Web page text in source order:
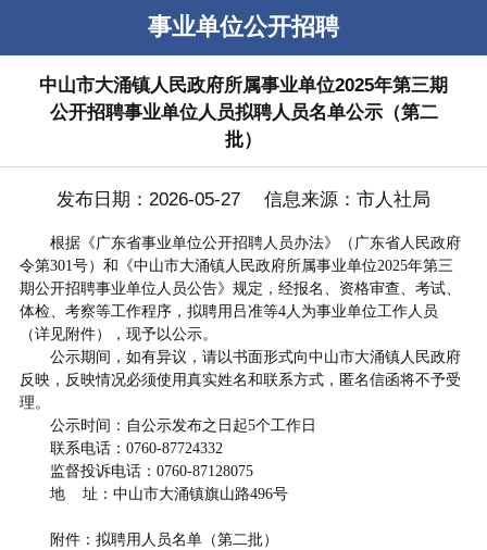
事业单位公开招聘
中山市大涌镇人民政府所属事业单位2025年第三期
公开招聘事业单位人员拟聘人员名单公示（第二
批）
发布日期：2026-05-27 信息来源：市人社局
根据《广东省事业单位公开招聘人员办法》（广东省人民政府
令第301号）和《中山市大涌镇人民政府所属事业单位2025年第三
期公开招聘事业单位人员公告》规定，经报名、资格审查、考试、
体检、考察等工作程序，拟聘用吕准等4人为事业单位工作人员
（详见附件），现予以公示。
公示期间，如有异议，请以书面形式向中山市大涌镇人民政府
反映，反映情况必须使用真实姓名和联系方式，匿名信函将不予受
理。
公示时间：自公示发布之日起5个工作日
联系电话：0760-87724332
监督投诉电话：0760-87128075
地 址：中山市大涌镇旗山路496号
附件：拟聘用人员名单（第二批）